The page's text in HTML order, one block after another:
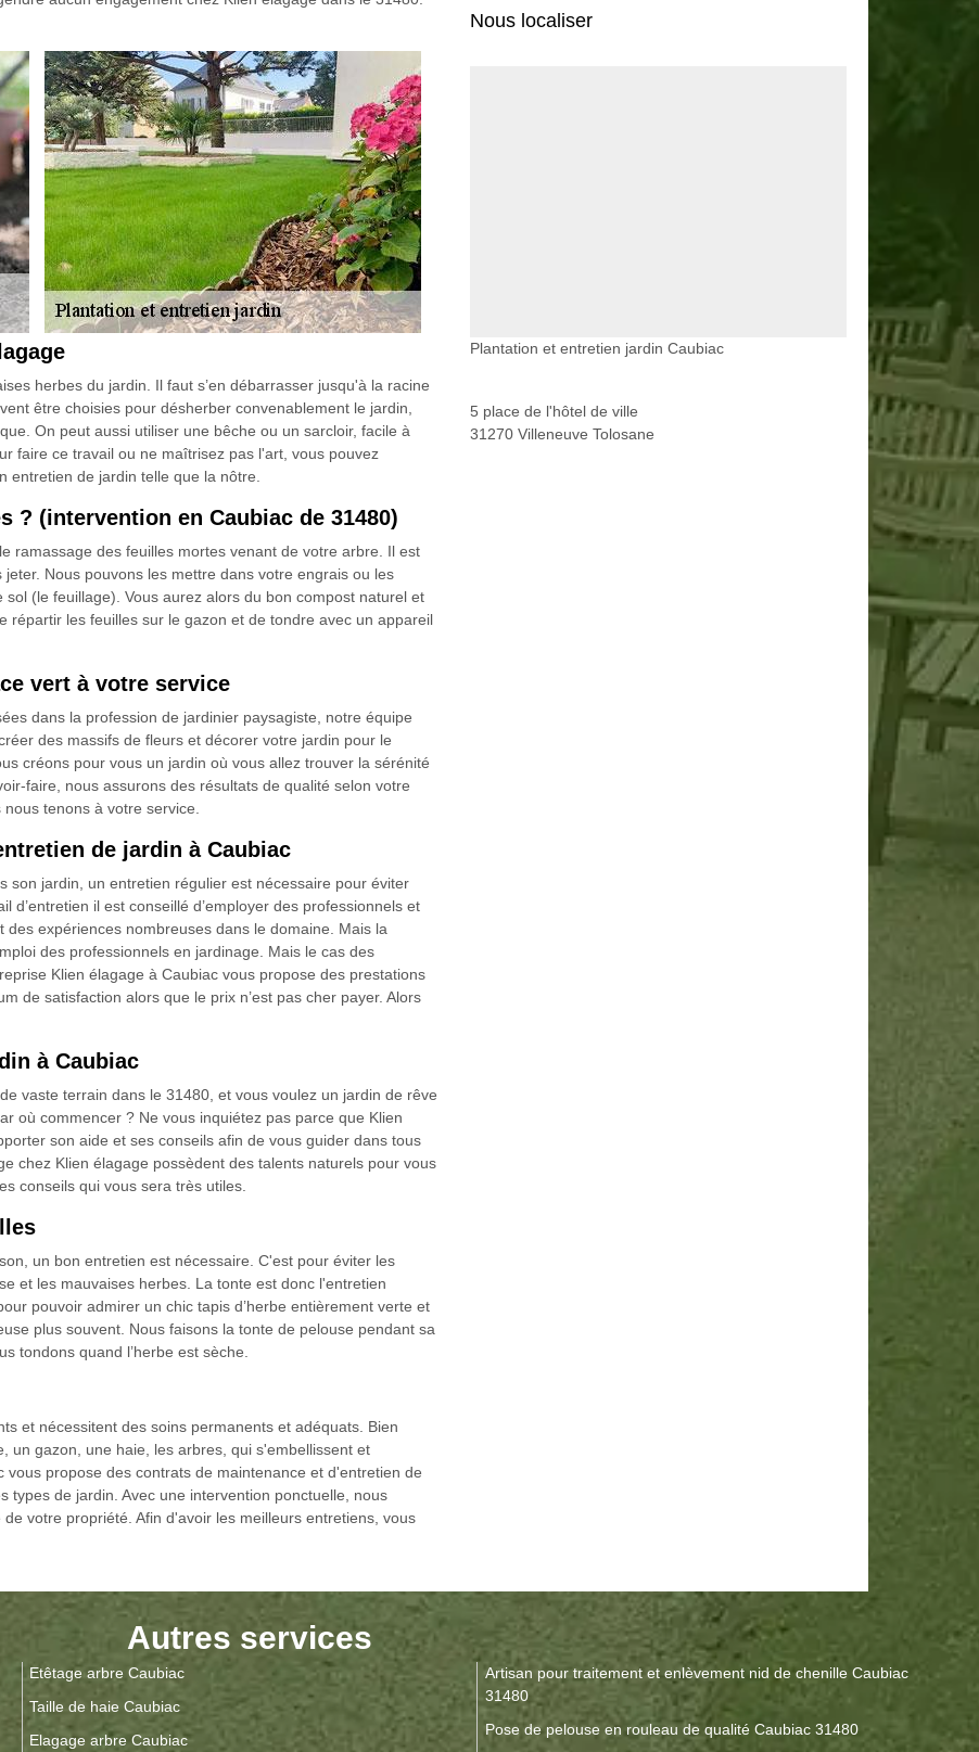
herbes du jardin. Il faut s’en débarrasser jusqu'à la racine
être choisies pour désherber convenablement le jardin,
On peut aussi utiliser une bêche ou un sarcloir, facile à
faire ce travail ou ne maîtrisez pas l'art, vous pouvez
entretien de jardin telle que la nôtre.
? (intervention en Caubiac de 31480)
ramassage des feuilles mortes venant de votre arbre. Il est
Nous pouvons les mettre dans votre engrais ou les
(le feuillage). Vous aurez alors du bon compost naturel et
répartir les feuilles sur le gazon et de tondre avec un appareil
vert à votre service
dans la profession de jardinier paysagiste, notre équipe
des massifs de fleurs et décorer votre jardin pour le
créons pour vous un jardin où vous allez trouver la sérénité
faire, nous assurons des résultats de qualité selon votre
tenons à votre service.
de jardin à Caubiac
son jardin, un entretien régulier est nécessaire pour éviter
il est conseillé d’employer des professionnels et
expériences nombreuses dans le domaine. Mais la
des professionnels en jardinage. Mais le cas des
Klien élagage à Caubiac vous propose des prestations
de satisfaction alors que le prix n’est pas cher payer. Alors
à Caubiac
vaste terrain dans le 31480, et vous voulez un jardin de rêve
où commencer ? Ne vous inquiétez pas parce que Klien
son aide et ses conseils afin de vous guider dans tous
chez Klien élagage possèdent des talents naturels pour vous
conseils qui vous sera très utiles.
un bon entretien est nécessaire. C'est pour éviter les
et les mauvaises herbes. La tonte est donc l'entretien
pouvoir admirer un chic tapis d’herbe entièrement verte et
plus souvent. Nous faisons la tonte de pelouse pendant sa
tondons quand l’herbe est sèche.
et nécessitent des soins permanents et adéquats. Bien
un gazon, une haie, les arbres, qui s'embellissent et
propose des contrats de maintenance et d'entretien de
types de jardin. Avec une intervention ponctuelle, nous
votre propriété. Afin d'avoir les meilleurs entretiens, vous
Nous localiser
Plantation et entretien jardin Caubiac
5 place de l'hôtel de ville
31270 Villeneuve Tolosane
Autres services
Etêtage arbre Caubiac
Taille de haie Caubiac
Elagage arbre Caubiac
Artisan pour traitement et enlèvement nid de chenille Caubiac
31480
Pose de pelouse en rouleau de qualité Caubiac 31480